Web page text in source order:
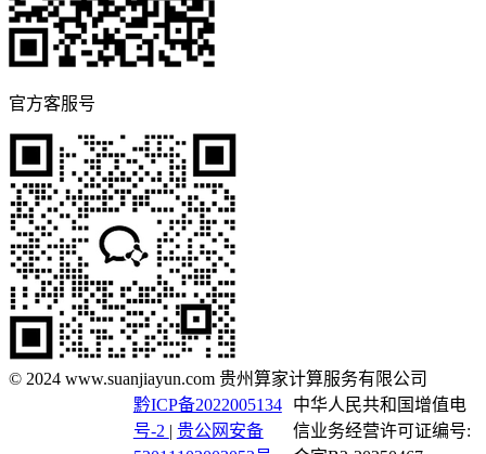
官方客服号
© 2024 www.suanjiayun.com 贵州算家计算服务有限公司
黔ICP备2022005134
号-2 | 贵公网安备
中华人民共和国增值电
信业务经营许可证编号: